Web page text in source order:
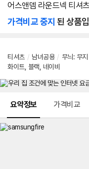
어스앤뎀 라운드넥 티셔
가격비교 중지 된 상품
티셔츠 / 남녀공용 / 무늬: 무지
화이트, 블랙, 네이비
요약정보 가격비교